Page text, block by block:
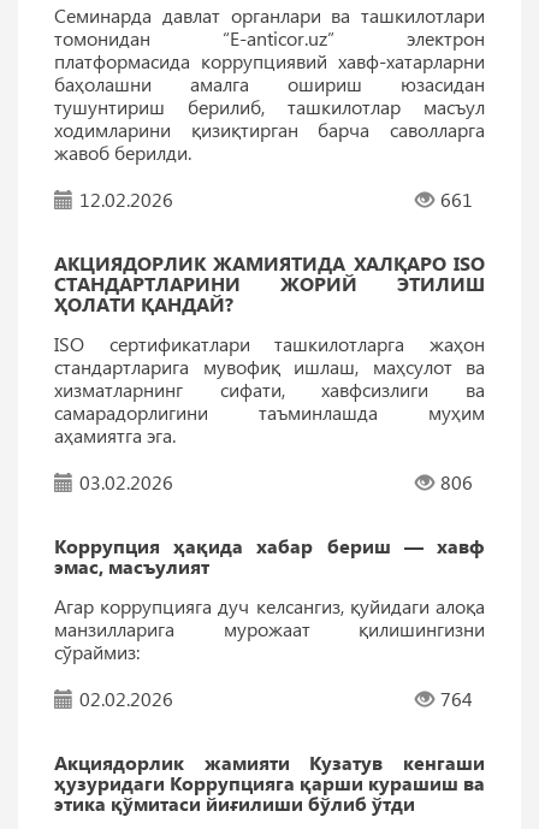
Семинарда давлат органлари ва ташкилотлари
томонидан “E-anticor.uz” электрон
платформасида коррупциявий хавф-хатарларни
баҳолашни амалга ошириш юзасидан
тушунтириш берилиб, ташкилотлар масъул
ходимларини қизиқтирган барча саволларга
жавоб берилди.
12.02.2026
661
АКЦИЯДОРЛИК ЖАМИЯТИДА ХАЛҚАРО ISO
СТАНДАРТЛАРИНИ ЖОРИЙ ЭТИЛИШ
ҲОЛАТИ ҚАНДАЙ?
ISO сертификатлари ташкилотларга жаҳон
стандартларига мувофиқ ишлаш, маҳсулот ва
хизматларнинг сифати, хавфсизлиги ва
самарадорлигини таъминлашда муҳим
аҳамиятга эга.
03.02.2026
806
Коррупция ҳақида хабар бериш — хавф
эмас, масъулият
Агар коррупцияга дуч келсангиз, қуйидаги алоқа
манзилларига мурожаат қилишингизни
сўраймиз:
02.02.2026
764
Акциядорлик жамияти Кузатув кенгаши
ҳузуридаги Коррупцияга қарши курашиш ва
этика қўмитаси йиғилиши бўлиб ўтди